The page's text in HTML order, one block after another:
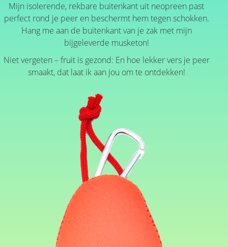
Mijn isolerende, rekbare buitenkant uit neopreen past
perfect rond je peer en beschermt hem tegen schokken.
Hang me aan de buitenkant van je zak met mijn
bijgeleverde musketon!
Niet vergeten – fruit is gezond: En hoe lekker vers je peer
smaakt, dat laat ik aan jou om te ontdekken!